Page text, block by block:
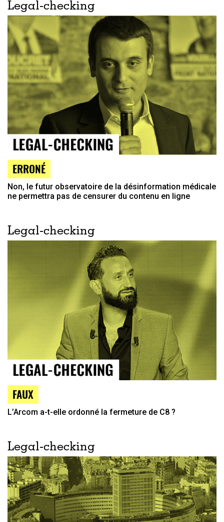
Legal-checking
ERRONÉ
Non, le futur observatoire de la désinformation médicale
ne permettra pas de censurer du contenu en ligne
Legal-checking
FAUX
L’Arcom a-t-elle ordonné la fermeture de C8 ?
Legal-checking